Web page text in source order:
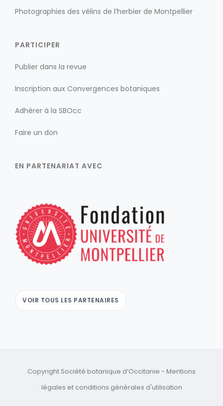
Photographies des vélins de l’herbier de Montpellier
PARTICIPER
Publier dans la revue
Inscription aux Convergences botaniques
Adhérer à la SBOcc
Faire un don
EN PARTENARIAT AVEC
VOIR TOUS LES PARTENAIRES
Copyright Société botanique d’Occitanie - Mentions
légales et conditions générales d'utilisation